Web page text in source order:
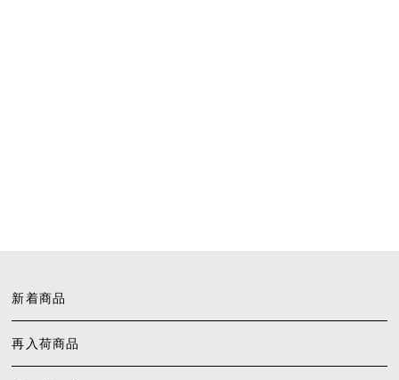
新着商品
再入荷商品